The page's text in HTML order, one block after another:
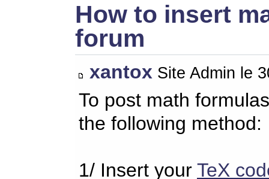
How to insert
forum
xantox Site Admin le
To post math
the following method:
1/ Insert your TeX